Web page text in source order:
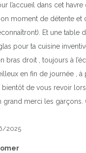
l’accueil dans cet havre
moment de détente et
Et une table
pour ta cuisine
bras droit , toujours à
en fin de journée , à
de vous revoir lors
grand merci les garçons.
2025